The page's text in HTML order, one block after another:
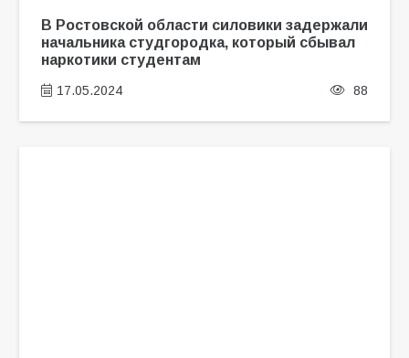
В Ростовской области силовики задержали
начальника студгородка, который сбывал
наркотики студентам
17.05.2024 88